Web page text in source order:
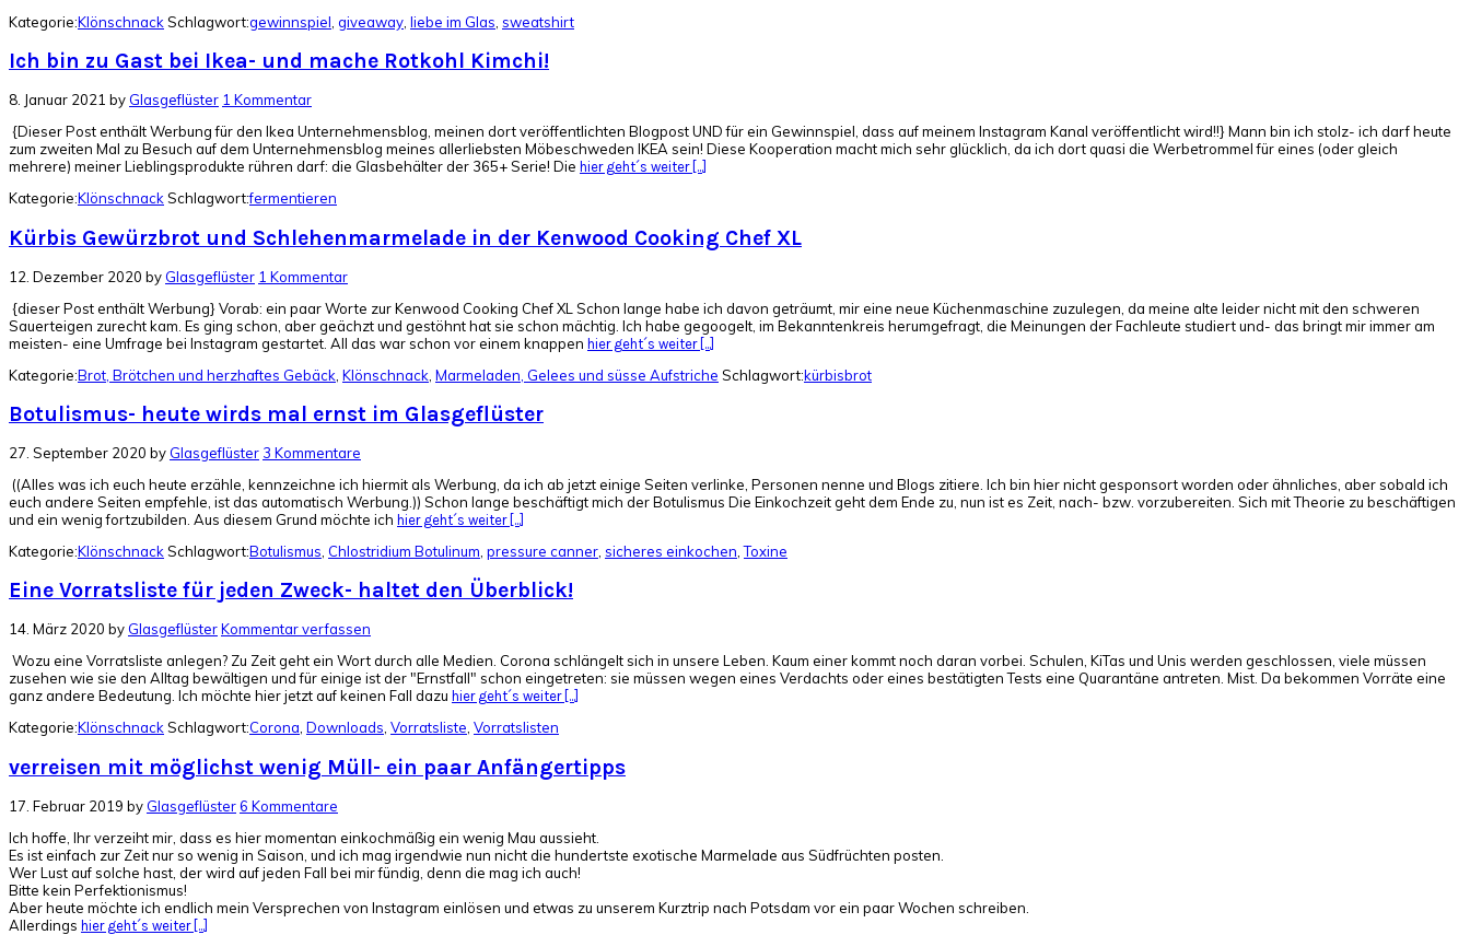
Kategorie:Klönschnack Schlagwort:gewinnspiel giveaway liebe im Glas sweatshirt
Ich bin zu Gast bei Ikea- und mache Rotkohl Kimchi!
8. Januar 2021 by Glasgeflüster 1 Kommentar
{Dieser Post enthält Werbung für den Ikea Unternehmensblog, meinen dort veröffentlichten Blogpost UND für ein Gewinnspiel, dass auf meinem Instagram Kanal veröffentlicht wird!!} Mann bin ich stolz- ich darf heute
zum zweiten Mal zu Besuch auf dem Unternehmensblog meines allerliebsten Möbeschweden IKEA sein! Diese Kooperation macht mich sehr glücklich, da ich dort quasi die Werbetrommel für eines (oder gleich
mehrere) meiner Lieblingsprodukte rühren darf: die Glasbehälter der 365+ Serie! Die hier geht´s weiter [...]
Kategorie:KlönschnackSchlagwort:fermentieren
Kürbis Gewürzbrot und Schlehenmarmelade in der Kenwood Cooking Chef XL
12. Dezember 2020 by Glasgeflüster 1 Kommentar
{dieser Post enthält Werbung} Vorab: ein paar Worte zur Kenwood Cooking Chef XL Schon lange habe ich davon geträumt, mir eine neue Küchenmaschine zuzulegen, da meine alte leider nicht mit den schweren
Sauerteigen zurecht kam. Es ging schon, aber geächzt und gestöhnt hat sie schon mächtig. Ich habe gegoogelt, im Bekanntenkreis herumgefragt, die Meinungen der Fachleute studiert und- das bringt mir immer am
meisten- eine Umfrage bei Instagram gestartet. All das war schon vor einem knappen hier geht´s weiter [...]
Kategorie:Brot, Brötchen und herzhaftes Gebäck Klönschnack Marmeladen, Gelees und süsse Aufstriche Schlagwort:kürbisbrot
Botulismus- heute wirds mal ernst im Glasgeflüster
27. September 2020 by Glasgeflüster 3 Kommentare
((Alles was ich euch heute erzähle, kennzeichne ich hiermit als Werbung, da ich ab jetzt einige Seiten verlinke, Personen nenne und Blogs zitiere. Ich bin hier nicht gesponsort worden oder ähnliches, aber sobald ich
euch andere Seiten empfehle, ist das automatisch Werbung.)) Schon lange beschäftigt mich der Botulismus Die Einkochzeit geht dem Ende zu, nun ist es Zeit, nach- bzw. vorzubereiten. Sich mit Theorie zu beschäftigen
und ein wenig fortzubilden. Aus diesem Grund möchte ich hier geht´s weiter [...]
Kategorie:Klönschnack Schlagwort:Botulismus Chlostridium Botulinum pressure canner sicheres einkochen ,Toxine
Eine Vorratsliste für jeden Zweck- haltet den Überblick!
14. März 2020 by GlasgeflüsterKommentar verfassen
Wozu eine Vorratsliste anlegen? Zu Zeit geht ein Wort durch alle Medien. Corona schlängelt sich in unsere Leben. Kaum einer kommt noch daran vorbei. Schulen, KiTas und Unis werden geschlossen, viele müssen
zusehen wie sie den Alltag bewältigen und für einige ist der "Ernstfall" schon eingetreten: sie müssen wegen eines Verdachts oder eines bestätigten Tests eine Quarantäne antreten. Mist. Da bekommen Vorräte eine
ganz andere Bedeutung. Ich möchte hier jetzt auf keinen Fall dazu hier geht´s weiter [...]
Kategorie:KlönschnackSchlagwort:Corona, Downloads, Vorratsliste, Vorratslisten
verreisen mit möglichst wenig Müll- ein paar Anfängertipps
17. Februar 2019 by Glasgeflüster6 Kommentare
Ich hoffe, Ihr verzeiht mir, dass es hier momentan einkochmäßig ein wenig Mau aussieht.
Es ist einfach zur Zeit nur so wenig in Saison, und ich mag irgendwie nun nicht die hundertste exotische Marmelade aus Südfrüchten posten.
Wer Lust auf solche hast, der wird auf jeden Fall bei mir fündig, denn die mag ich auch!
Bitte kein Perfektionismus!
Aber heute möchte ich endlich mein Versprechen von Instagram einlösen und etwas zu unserem Kurztrip nach Potsdam vor ein paar Wochen schreiben.
Allerdings hier geht´s weiter [...]